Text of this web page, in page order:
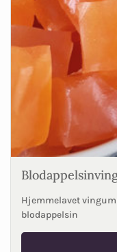
Hjemmelavet
blodappelsin